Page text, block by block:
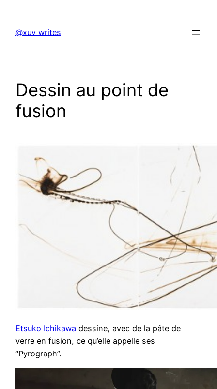
content
@xuv writes
Dessin au point de
fusion
Etsuko Ichikawa dessine, avec de la pâte de
verre en fusion, ce qu’elle appelle ses
“Pyrograph”.